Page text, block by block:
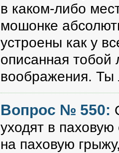
в каком-либо
мошонке
устроены как у
описанная тобой
воображения. Ты
Вопрос № 550:
уходят в
на паховую